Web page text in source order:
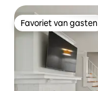
Favoriet van gasten
Favoriet van gasten